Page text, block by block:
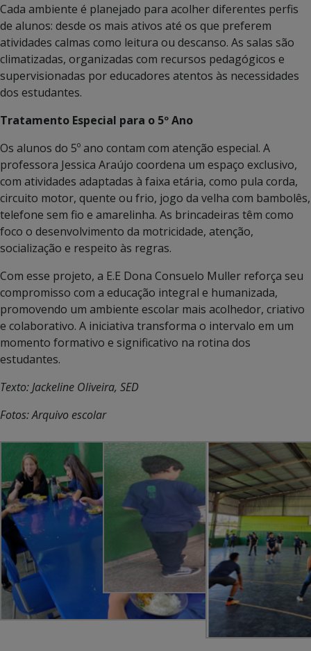
Cada ambiente é planejado para acolher diferentes perfis
de alunos: desde os mais ativos até os que preferem
atividades calmas como leitura ou descanso. As salas são
climatizadas, organizadas com recursos pedagógicos e
supervisionadas por educadores atentos às necessidades
dos estudantes.
Tratamento Especial para o 5º Ano
Os alunos do 5º ano contam com atenção especial. A
professora Jessica Araújo coordena um espaço exclusivo,
com atividades adaptadas à faixa etária, como pula corda,
circuito motor, quente ou frio, jogo da velha com bambolês,
telefone sem fio e amarelinha. As brincadeiras têm como
foco o desenvolvimento da motricidade, atenção,
socialização e respeito às regras.
Com esse projeto, a E.E Dona Consuelo Muller reforça seu
compromisso com a educação integral e humanizada,
promovendo um ambiente escolar mais acolhedor, criativo
e colaborativo. A iniciativa transforma o intervalo em um
momento formativo e significativo na rotina dos
estudantes.
Texto: Jackeline Oliveira, SED
Fotos: Arquivo escolar